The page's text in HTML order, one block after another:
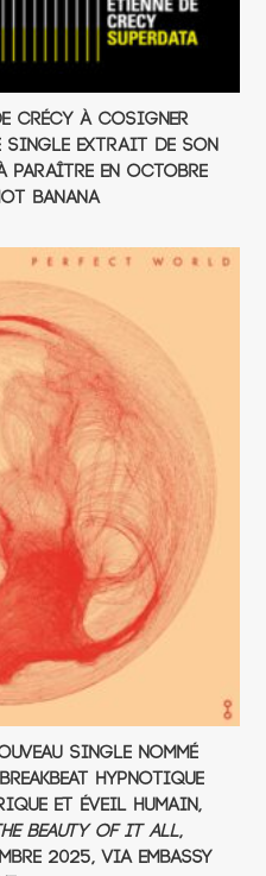
Crécy à cosigner
single extrait de son
paraître en octobre
Banana
single nommé
hypnotique
et éveil humain,
Beauty Of It All,
2025, via Embassy